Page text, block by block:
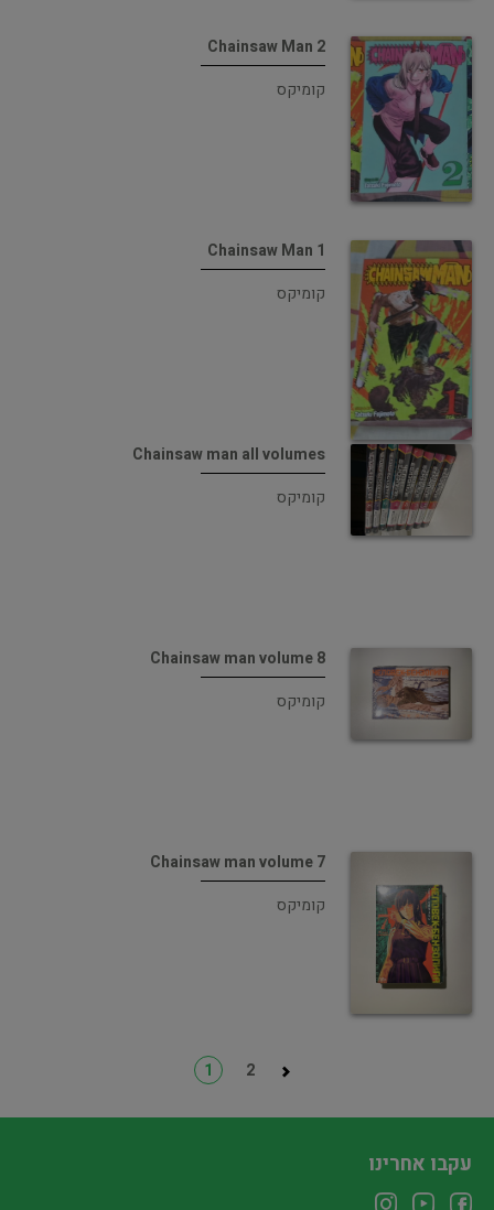
Chainsaw Man 2
קומיקס
Chainsaw Man 1
קומיקס
Chainsaw man all volumes
קומיקס
Chainsaw man volume 8
קומיקס
Chainsaw man volume 7
קומיקס
1 2
עקבו אחרינו